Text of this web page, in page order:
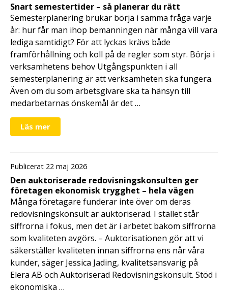
Snart semestertider – så planerar du rätt
Semesterplanering brukar börja i samma fråga varje
år: hur får man ihop bemanningen när många vill vara
lediga samtidigt? För att lyckas krävs både
framförhållning och koll på de regler som styr. Börja i
verksamhetens behov Utgångspunkten i all
semesterplanering är att verksamheten ska fungera.
Även om du som arbetsgivare ska ta hänsyn till
medarbetarnas önskemål är det …
Läs mer
Publicerat 22 maj 2026
Den auktoriserade redovisningskonsulten ger
företagen ekonomisk trygghet – hela vägen
Många företagare funderar inte över om deras
redovisningskonsult är auktoriserad. I stället står
siffrorna i fokus, men det är i arbetet bakom siffrorna
som kvaliteten avgörs. – Auktorisationen gör att vi
säkerställer kvaliteten innan siffrorna ens når våra
kunder, säger Jessica Jading, kvalitetsansvarig på
Elera AB och Auktoriserad Redovisningskonsult. Stöd i
ekonomiska …